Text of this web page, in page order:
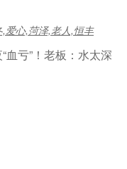
爱心,菏泽,老人,恒丰